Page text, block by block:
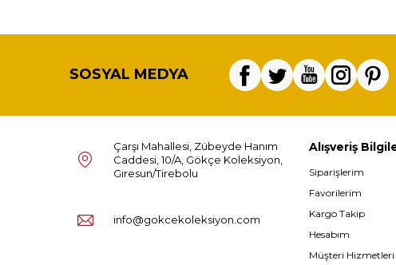
SOSYAL MEDYA
Çarşı Mahallesi, Zübeyde Hanım
Caddesi, 10/A, Gökçe Koleksiyon,
Giresun/Tirebolu
info@gokcekoleksiyon.com
Alışveriş
Siparişlerim
Favorilerim
Kargo Takip
Hesabım
Müşteri Hizmetleri